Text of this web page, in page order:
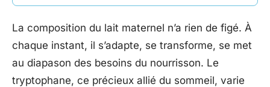
La composition du lait maternel n’a rien de figé. À
chaque instant, il s’adapte, se transforme, se met
au diapason des besoins du nourrisson. Le
tryptophane, ce précieux allié du sommeil, varie